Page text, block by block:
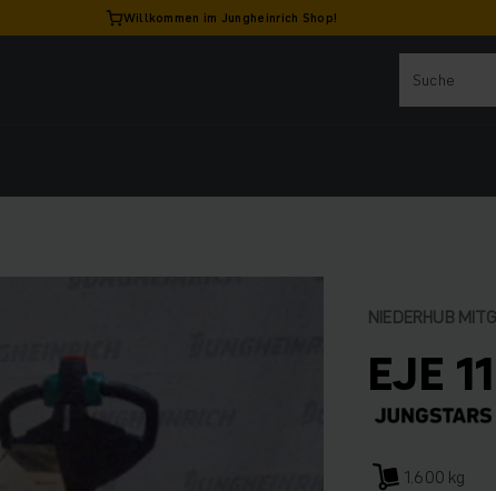
Willkommen im Jungheinrich Shop!
NIEDERHUB
EJE
1.600 kg